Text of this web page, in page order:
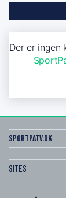
Der er ingen
SportPaTV.dk
Sites